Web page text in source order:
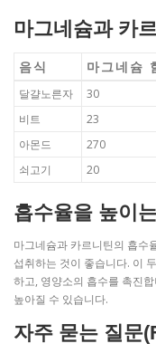
마그네슘과 카
음식 마그네슘
달걀노른자 30
비트
23
아몬드
270
쇠고기
20
흡수율을 높이
마그네슘과 카르니틴의 흡수
섭취하는 것이 좋습니다. 이
하고, 영양소의 흡수를 촉진
높아질 수 있습니다.
자주 묻는 질문